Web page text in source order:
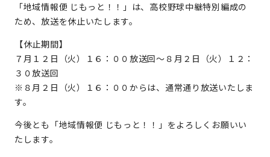
「地域情報便 じもっと！！」は、高校野球中継特別編成の
ため、放送を休止いたします。
【休止期間】
７月１２日（火）１６：００放送回～８月２日（火）１２：
３０放送回
※８月２日（火）１６：００からは、通常通り放送いたしま
す。
今後とも「地域情報便 じもっと！！」をよろしくお願いい
たします。